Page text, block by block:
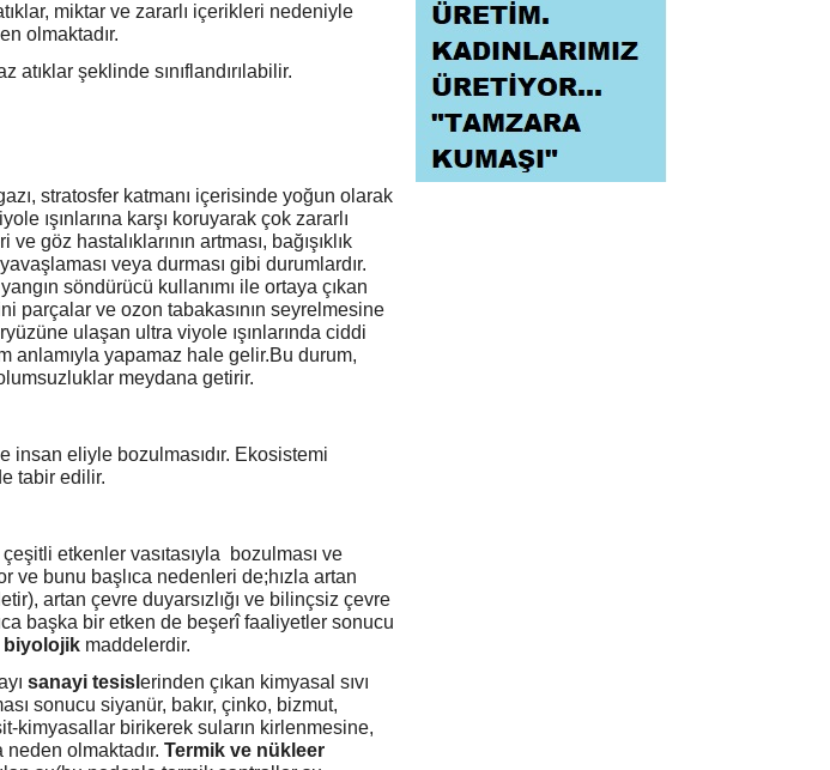
miktar ve zararlı içerikleri nedeniyle
olmaktadır.
atıklar şeklinde sınıflandırılabilir.
stratosfer katmanı içerisinde yoğun olarak
ışınlarına karşı koruyarak çok zararlı
göz hastalıklarının artması, bağışıklık
veya durması gibi durumlardır.
söndürücü kullanımı ile ortaya çıkan
parçalar ve ozon tabakasının seyrelmesine
ulaşan ultra viyole ışınlarında ciddi
anlamıyla yapamaz hale gelir.Bu durum,
meydana getirir.
eliyle bozulmasıdır. Ekosistemi
tabir edilir.
etkenler vasıtasıyla bozulması ve
ve bunu başlıca nedenleri de;hızla artan
artan çevre duyarsızlığı ve bilinçsiz çevre
başka bir etken de beşerî faaliyetler sonucu
biyolojik maddelerdir.
sanayi tesisl erinden çıkan kimyasal sıvı
sonucu siyanür, bakır, çinko, bizmut,
kimyasallar birikerek suların kirlenmesine,
olmaktadır. Termik ve nükleer